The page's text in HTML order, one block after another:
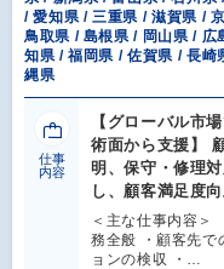
/ 愛知県 / 三重県 / 滋賀県 /
鳥取県 / 島根県 / 岡山県 / 広
知県 / 福岡県 / 佐賀県 / 長崎
縄県
仕事
内容
【グローバル市
術面から支援】
明、保守・修理
し、顧客満足度
＜主な仕事内容＞
務全般 ・顧客先で
ョンの検収 ・…